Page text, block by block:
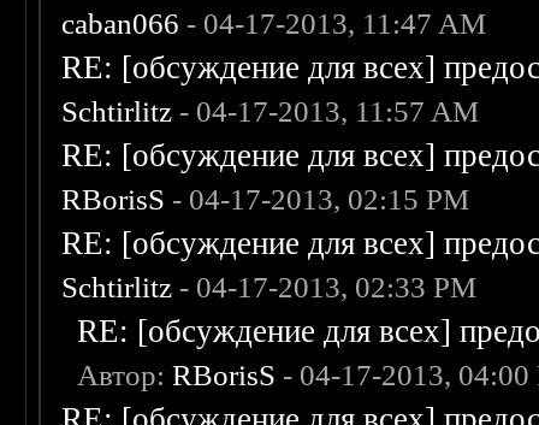
caban066 - 04-17-2013, 11:47 AM
RE: [обсуждение для всех]
Schtirlitz - 04-17-2013, 11:57 AM
RE: [обсуждение для всех]
RBorisS - 04-17-2013, 02:15 PM
RE: [обсуждение для всех]
Schtirlitz - 04-17-2013, 02:33 PM
RE: [обсуждение для всех]
Автор:RBorisS - 04-17-2013, 04:00